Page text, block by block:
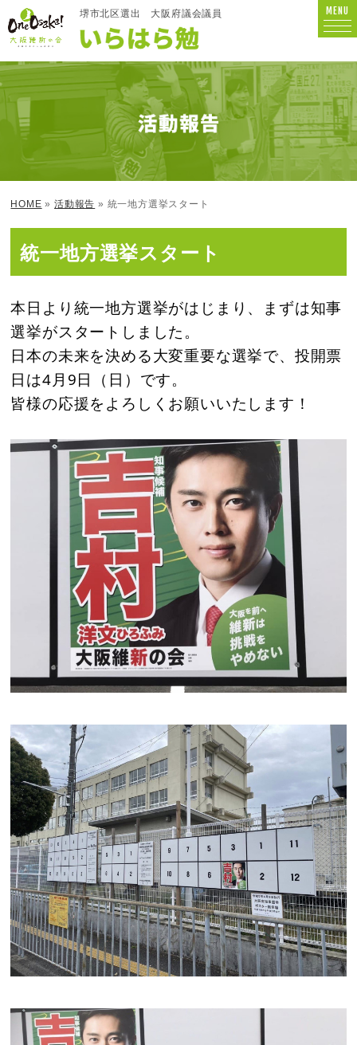
MENU
堺市北区選出 大阪府議会議員
HOME »活動報告 » 統一地方選挙スタート
統一地方選挙スタート
本日より統一地方選挙がはじまり、まずは知事
選挙がスタートしました。
日本の未来を決める大変重要な選挙で、投開票
日は4月9日（日）です。
皆様の応援をよろしくお願いいたします！